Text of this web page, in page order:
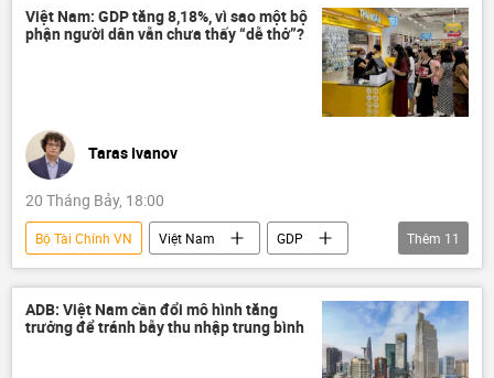
Đà Nẵng
Kinh tế
Chính trị
Quốc hội
dự án
Việt Nam: GDP tăng 8,18%, vì sao một bộ
phận người dân vẫn chưa thấy “dễ thở”?
Taras Ivanov
20 Tháng Bảy, 18:00
Bộ Tài Chính VN Việt Nam
GDP
tăng trưởng kinh tế
Kinh tế
thu nhập
FDI
xuất nhập khẩu
đầu tư
người tiêu dùng
sản xuất
Thêm 11
ADB: Việt Nam cần đổi mô hình tăng
trưởng để tránh bẫy thu nhập trung bình